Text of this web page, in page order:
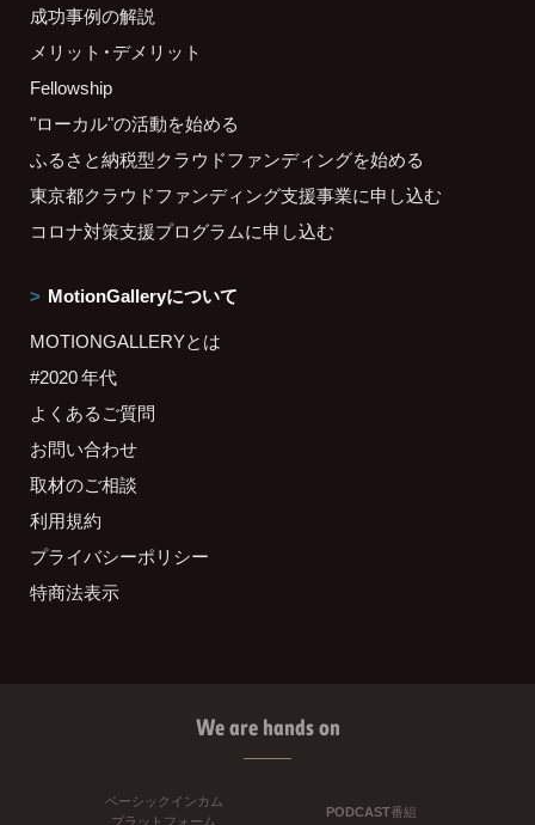
成功事例の解説
メリット・デメリット
Fellowship
"ローカル"の活動を始める
ふるさと納税型クラウドファンディングを始める
東京都クラウドファンディング支援事業に申し込む
コロナ対策支援プログラムに申し込む
MotionGalleryについて
MOTIONGALLERYとは
#2020 年代
よくあるご質問
お問い合わせ
取材のご相談
利用規約
プライバシーポリシー
特商法表示
We are hands on
ベーシックインカム
プラットフォーム
PODCAST番組